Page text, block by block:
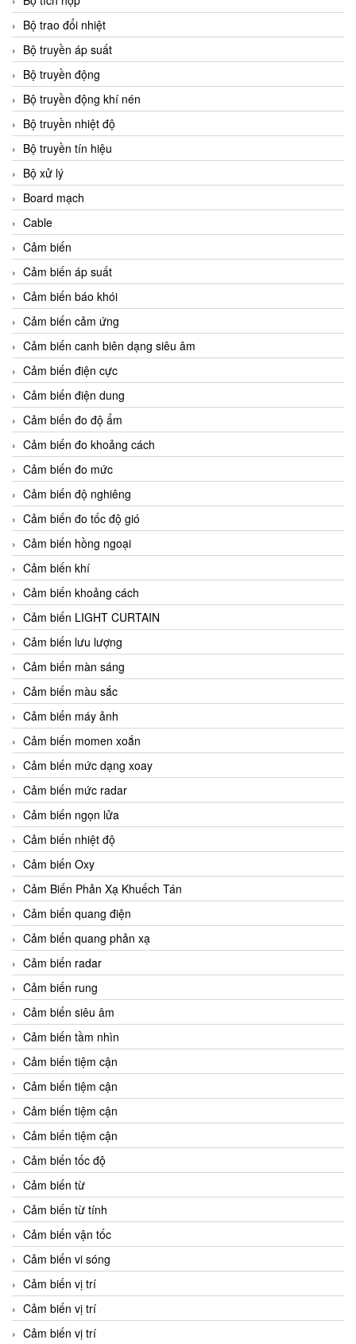
Bộ trao đổi nhiệt
Bộ truyền áp suất
Bộ truyền động
Bộ truyền động khí nén
Bộ truyền nhiệt độ
Bộ truyền tín hiệu
Bộ xử lý
Board mạch
Cable
Cảm biến
Cảm biến áp suất
Cảm biến báo khói
Cảm biến cảm ứng
Cảm biến canh biên dạng siêu âm
Cảm biến điện cực
Cảm biến điện dung
Cảm biến đo độ ẩm
Cảm biến đo khoảng cách
Cảm biến đo mức
Cảm biến độ nghiêng
Cảm biến đo tốc độ gió
Cảm biến hồng ngoại
Cảm biến khí
Cảm biến khoảng cách
Cảm biến LIGHT CURTAIN
Cảm biến lưu lượng
Cảm biến màn sáng
Cảm biến màu sắc
Cảm biến máy ảnh
Cảm biến momen xoắn
Cảm biến mức dạng xoay
Cảm biến mức radar
Cảm biến ngọn lửa
Cảm biến nhiệt độ
Cảm biến Oxy
Cảm Biến Phản Xạ Khuếch Tán
Cảm biến quang điện
Cảm biến quang phản xạ
Cảm biến radar
Cảm biến rung
Cảm biến siêu âm
Cảm biến tầm nhìn
Cảm biến tiệm cận
Cảm biến tiệm cận
Cảm biến tiệm cận
Cảm biến tiệm cận
Cảm biến tốc độ
Cảm biến từ
Cảm biến từ tính
Cảm biến vận tốc
Cảm biến vi sóng
Cảm biến vị trí
Cảm biến vị trí
Cảm biến vị trí